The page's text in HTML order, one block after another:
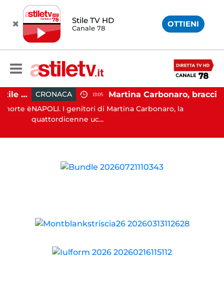
Stile TV HD
Canale 78 OTTIENI
Salerno, cadavere nel cortile di un palazzo: indaga la Polizia
è
CRONACA 13:05
NAPOLI. I genitori di Martina Carbonaro, la
quattordicenne uc...